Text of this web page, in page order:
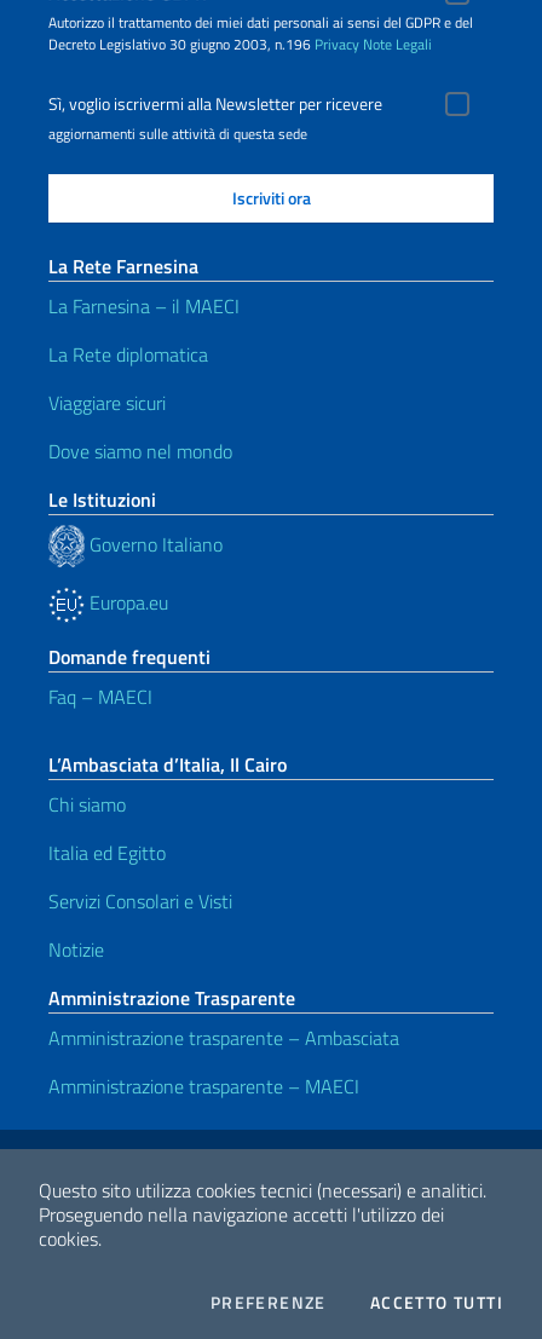
Questo sito utilizza cookies tecnici (necessari) e analitici.
Proseguendo nella navigazione accetti l'utilizzo dei
cookies.
PREFERENZE COOKIESACCETTO TUTTI
Autorizzo il trattamento dei miei dati personali ai sensi del GDPR e del
Decreto Legislativo 30 giugno 2003, n.196 Privacy Note Legali
Sì, voglio iscrivermi alla Newsletter per ricevere
aggiornamenti sulle attività di questa sede
La Rete Farnesina
La Farnesina – il MAECI
La Rete diplomatica
Viaggiare sicuri
Dove siamo nel mondo
Le Istituzioni
Governo Italiano
Europa.eu
Domande frequenti
Faq – MAECI
L’Ambasciata d’Italia, Il Cairo
Chi siamo
Italia ed Egitto
Servizi Consolari e Visti
Notizie
Amministrazione Trasparente
Amministrazione trasparente – Ambasciata
Amministrazione trasparente – MAECI
Link Utili